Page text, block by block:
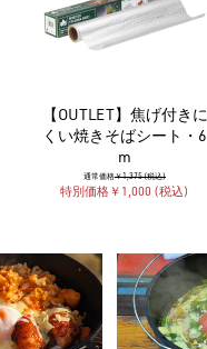
【OUTLET】焦げ付きに
くい焼きそばシート・6
m
通常価格￥1,375 (税込)
特別価格￥1,000 (税込)